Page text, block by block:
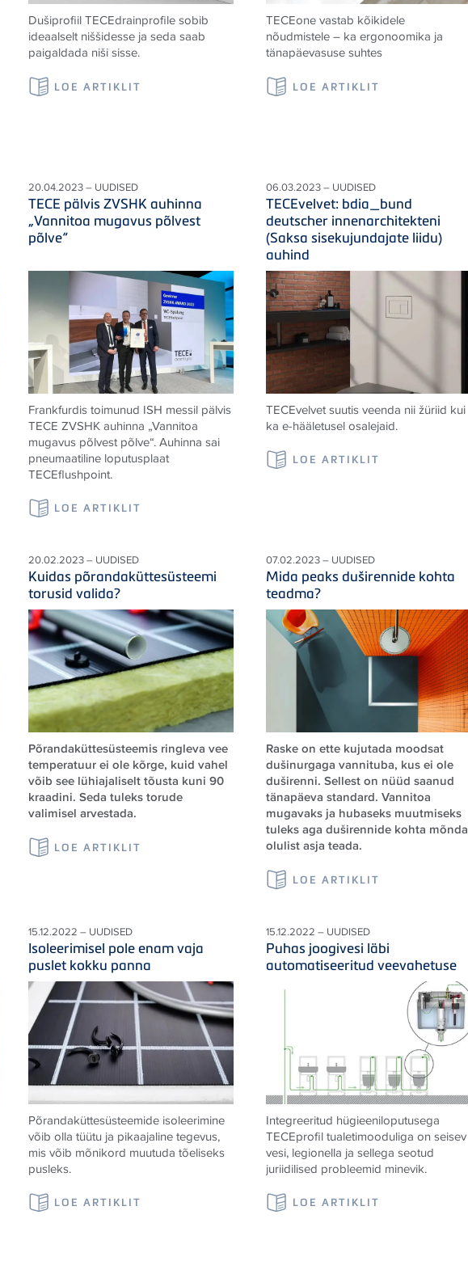
Dušiprofiil TECEdrainprofile sobib
ideaalselt niššidesse ja seda saab
paigaldada niši sisse.
LOE ARTIKLIT
TECEone vastab kõikidele
nõudmistele – ka ergonoomika ja
tänapäevasuse suhtes
LOE ARTIKLIT
20.04.2023 – UUDISED
TECE pälvis ZVSHK auhinna
„Vannitoa mugavus põlvest
põlve“
Frankfurdis toimunud ISH messil pälvis
TECE ZVSHK auhinna „Vannitoa
mugavus põlvest põlve“. Auhinna sai
pneumaatiline loputusplaat
TECEflushpoint.
LOE ARTIKLIT
06.03.2023 – UUDISED
TECEvelvet: bdia_bund
deutscher innenarchitekteni
(Saksa sisekujundajate liidu)
auhind
TECEvelvet suutis veenda nii žüriid kui
ka e-hääletusel osalejaid.
LOE ARTIKLIT
20.02.2023 – UUDISED
Kuidas põrandaküttesüsteemi
torusid valida?
Põrandaküttesüsteemis ringleva vee
temperatuur ei ole kõrge, kuid vahel
võib see lühiajaliselt tõusta kuni 90
kraadini. Seda tuleks torude
valimisel arvestada.
LOE ARTIKLIT
07.02.2023 – UUDISED
Mida peaks duširennide kohta
teadma?
Raske on ette kujutada moodsat
dušinurgaga vannituba, kus ei ole
duširenni. Sellest on nüüd saanud
tänapäeva standard. Vannitoa
mugavaks ja hubaseks muutmiseks
tuleks aga duširennide kohta mõnda
olulist asja teada.
LOE ARTIKLIT
15.12.2022 – UUDISED
Isoleerimisel pole enam vaja
puslet kokku panna
Põrandaküttesüsteemide isoleerimine
võib olla tüütu ja pikaajaline tegevus,
mis võib mõnikord muutuda tõeliseks
pusleks.
LOE ARTIKLIT
15.12.2022 – UUDISED
Puhas joogivesi läbi
automatiseeritud veevahetuse
Integreeritud hügieeniloputusega
TECEprofil tualetimooduliga on seisev
vesi, legionella ja sellega seotud
juriidilised probleemid minevik.
LOE ARTIKLIT